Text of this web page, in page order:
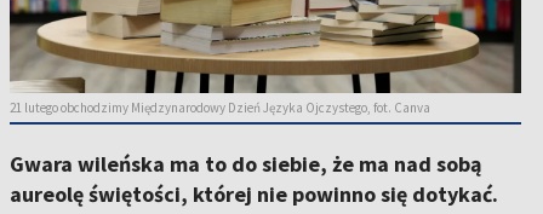
21 lutego obchodzimy Międzynarodowy Dzień Języka Ojczystego, fot. Canva
Gwara wileńska ma to do siebie, że ma nad sobą
aureolę świętości, której nie powinno się dotykać.